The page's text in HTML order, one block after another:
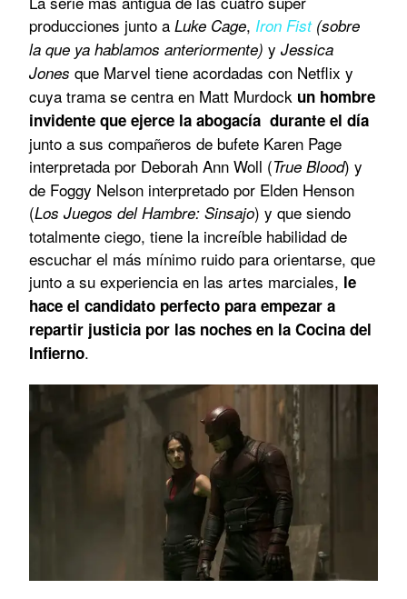
producciones junto a Luke Cage, Iron Fist(sobre
la que ya hablamos anteriormente) y Jessica
Jones que Marvel tiene acordadas con Netflix y
cuya trama se centra en Matt Murdock un hombre
invidente que ejerce la abogacía durante el día
junto a sus compañeros de bufete Karen Page
interpretada por Deborah Ann Woll (True Blood) y
de Foggy Nelson interpretado por Elden Henson
(Los Juegos del Hambre: Sinsajo) y que siendo
totalmente ciego, tiene la increíble habilidad de
escuchar el más mínimo ruido para orientarse, que
junto a su experiencia en las artes marciales, le
hace el candidato perfecto para empezar a
repartir justicia por las noches en la Cocina del
Infierno.